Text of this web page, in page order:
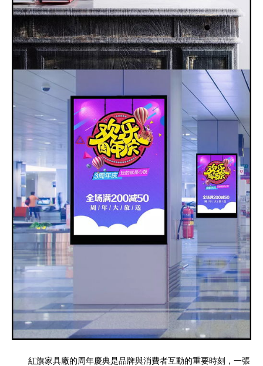
紅旗家具廠的周年慶典是品牌與消費者互動的重要時刻，一張